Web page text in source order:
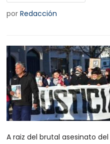
porRedacción
A raiz del brutal asesinato